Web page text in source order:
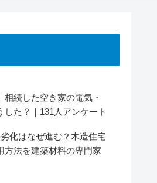
相続した空き家の電気・
した？｜131人アンケート
化はなぜ進む？木造住宅
方法を建築材料の専門家